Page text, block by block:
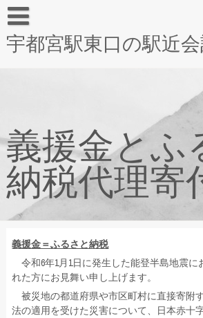
宇都宮駅東口の駅近
義援金とふ
納税代理寄
義援金＝ふるさと納税
令和6年1月1日に発生した能登半島地震に
れた方にお見舞い申し上げます。
被災地の都道府県や市区町村に直接寄附
法の適用を受けた災害について、日本赤十